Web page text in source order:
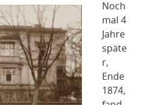
Noch
mal 4
Jahre
späte
r,
Ende
1874,